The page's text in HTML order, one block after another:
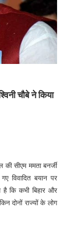
चौबे ने किया
सीएम ममता बनर्जी
विवादित बयान पर
है कि कभी बिहार और
दोनों राज्यों के लोग